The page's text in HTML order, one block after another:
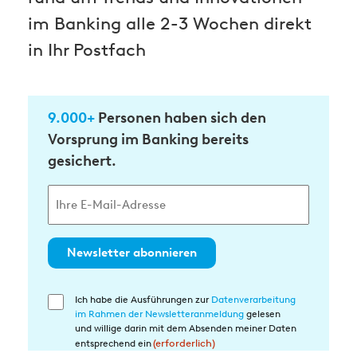
im Banking alle 2-3 Wochen direkt
in Ihr Postfach
9.000+ Personen haben sich den
Vorsprung im Banking bereits
gesichert.
Newsletter abonnieren
Einwilligung
Ich habe die Ausführungen zur Datenverarbeitung
im Rahmen der Newsletteranmeldung gelesen
und willige darin mit dem Absenden meiner Daten
entsprechend ein(erforderlich)